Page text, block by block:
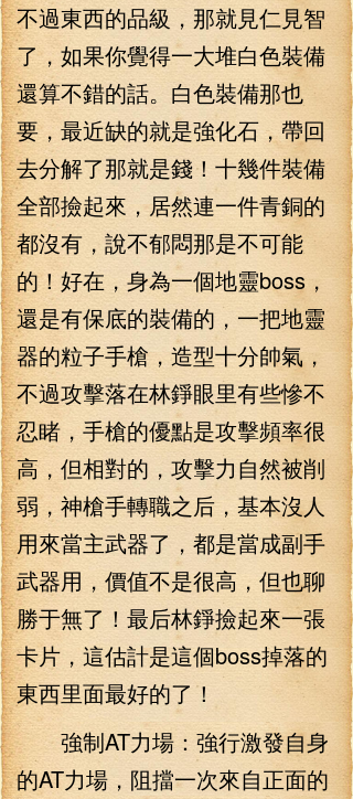
不過東西的品級，那就見仁見智
了，如果你覺得一大堆白色裝備
還算不錯的話。白色裝備那也
要，最近缺的就是強化石，帶回
去分解了那就是錢！十幾件裝備
全部撿起來，居然連一件青銅的
都沒有，說不郁悶那是不可能
的！好在，身為一個地靈boss，
還是有保底的裝備的，一把地靈
器的粒子手槍，造型十分帥氣，
不過攻擊落在林錚眼里有些慘不
忍睹，手槍的優點是攻擊頻率很
高，但相對的，攻擊力自然被削
弱，神槍手轉職之后，基本沒人
用來當主武器了，都是當成副手
武器用，價值不是很高，但也聊
勝于無了！最后林錚撿起來一張
卡片，這估計是這個boss掉落的
東西里面最好的了！
強制AT力場：強行激發自身
的AT力場，阻擋一次來自正面的